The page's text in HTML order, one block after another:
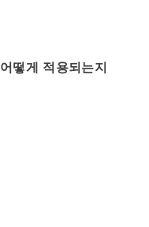
떻게 적용되는지